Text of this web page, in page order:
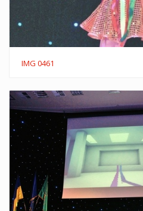
IMG 0461